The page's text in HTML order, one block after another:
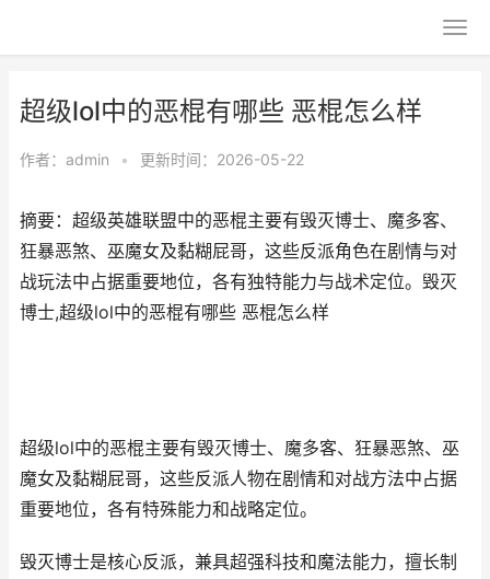
超级lol中的恶棍有哪些 恶棍怎么样
作者： admin • 更新时间：2026-05-22
摘要：超级英雄联盟中的恶棍主要有毁灭博士、魔多客、
狂暴恶煞、巫魔女及黏糊屁哥，这些反派角色在剧情与对
战玩法中占据重要地位，各有独特能力与战术定位。毁灭
博士,超级lol中的恶棍有哪些 恶棍怎么样
超级lol中的恶棍主要有毁灭博士、魔多客、狂暴恶煞、巫
魔女及黏糊屁哥，这些反派人物在剧情和对战方法中占据
重要地位，各有特殊能力和战略定位。
毁灭博士是核心反派，兼具超强科技和魔法能力，擅长制